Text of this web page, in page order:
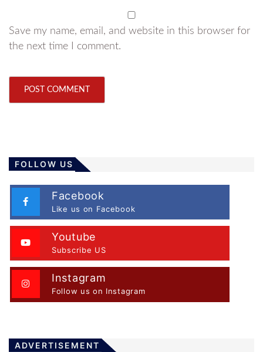
Save my name, email, and website in this browser for
the next time I comment.
FOLLOW US
Facebook
Like us on Facebook
Youtube
Subscribe US
Instagram
Follow us on Instagram
ADVERTISEMENT